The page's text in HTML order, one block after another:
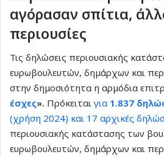
αγόρασαν σπίτια,
περιουσίες
Τις δηλώσεις περιουσιακής
ευρωβουλευτών, δημάρχων και
στην δημοσιότητα η αρμόδια
έσχες». Πρόκειται για 1.837
(χρήση 2024) και 17 αρχικές
περιουσιακής κατάστασης των
ευρωβουλευτών, δημάρχων και